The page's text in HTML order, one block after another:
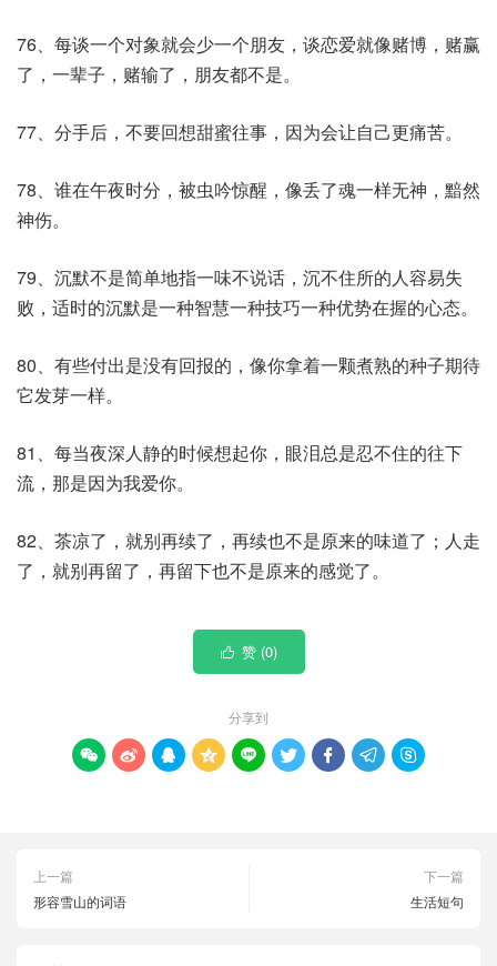
76、每谈一个对象就会少一个朋友，谈恋爱就像赌博，赌赢
了，一辈子，赌输了，朋友都不是。
77、分手后，不要回想甜蜜往事，因为会让自己更痛苦。
78、谁在午夜时分，被虫吟惊醒，像丢了魂一样无神，黯然
神伤。
79、沉默不是简单地指一味不说话，沉不住所的人容易失
败，适时的沉默是一种智慧一种技巧一种优势在握的心态。
80、有些付出是没有回报的，像你拿着一颗煮熟的种子期待
它发芽一样。
81、每当夜深人静的时候想起你，眼泪总是忍不住的往下
流，那是因为我爱你。
82、茶凉了，就别再续了，再续也不是原来的味道了；人走
了，就别再留了，再留下也不是原来的感觉了。
 赞 (0)
分享到
        
上一篇
形容雪山的词语
下一篇
生活短句